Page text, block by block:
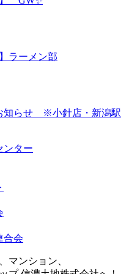
ラーメン部
知らせ ※小針店・新潟
マンション、